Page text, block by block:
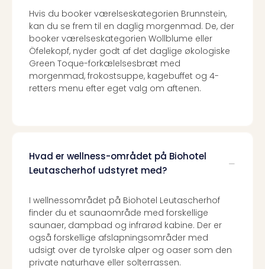
Hvis du booker værelseskategorien Brunnstein,
kan du se frem til en daglig morgenmad. De, der
booker værelseskategorien Wollblume eller
Öfelekopf, nyder godt af det daglige økologiske
Green Toque-forkælelsesbræt med
morgenmad, frokostsuppe, kagebuffet og 4-
retters menu efter eget valg om aftenen.
Hvad er wellness-området på Biohotel
Leutascherhof udstyret med?
I wellnessområdet på Biohotel Leutascherhof
finder du et saunaområde med forskellige
saunaer, dampbad og infrarød kabine. Der er
også forskellige afslapningsområder med
udsigt over de tyrolske alper og oaser som den
private naturhave eller solterrassen.